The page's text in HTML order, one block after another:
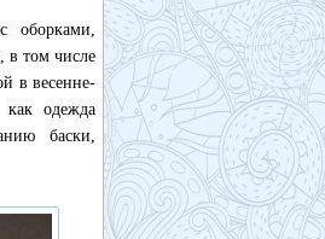
оборками,
в том числе
в весенне-
как одежда
баски,